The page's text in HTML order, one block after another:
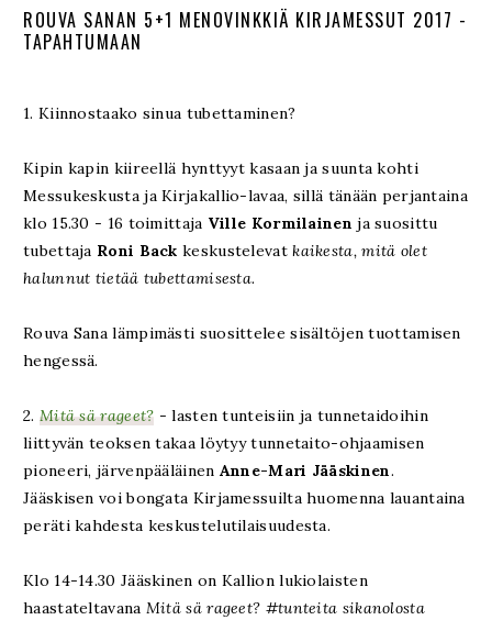
ROUVA SANAN 5+1 MENOVINKKIÄ KIRJAMESSUT 2017 -
TAPAHTUMAAN
1. Kiinnostaako sinua tubettaminen?
Kipin kapin kiireellä hynttyyt kasaan ja suunta kohti
Messukeskusta ja Kirjakallio-lavaa, sillä tänään perjantaina
klo 15.30 - 16 toimittaja Ville Kormilainen ja suosittu
tubettaja Roni Back keskustelevatkaikesta, mitä olet
halunnut tietää tubettamisesta.
Rouva Sana lämpimästi suosittelee sisältöjen tuottamisen
hengessä.
2. Mitä sä rageet? - lasten tunteisiin ja tunnetaidoihin
liittyvän teoksen takaa löytyy tunnetaito-ohjaamisen
pioneeri, järvenpääläinen Anne-Mari Jääskinen.
Jääskisen voi bongata Kirjamessuilta huomenna lauantaina
peräti kahdesta keskustelutilaisuudesta.
Klo 14-14.30 Jääskinen on Kallion lukiolaisten
haastateltavana Mitä sä rageet? #tunteita sikanolosta